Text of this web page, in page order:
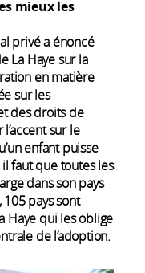
mieux les
privé a énoncé
La Haye sur la
en matière
sur les
des droits de
sur le
enfant puisse
faut que toutes les
dans son pays
pays sont
Haye qui les oblige
de l’adoption.